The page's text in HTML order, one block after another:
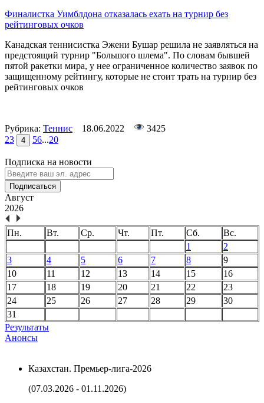
Финалистка Уимблдона отказалась ехать на турнир без
рейтинговых очков
Канадская теннисистка Эжени Бушар решила не заявляться на
предстоящий турнир "Большого шлема". По словам бывшей
пятой ракетки мира, у нее ограниченное количество заявок по
защищенному рейтингу, которые не стоит трать на турнир без
рейтинговых очков
Рубрика: Теннис 18.06.2022
3425
23 4 56...20
Подписка на новости
Подписаться
Август
2026
Пн. Вт. Ср. Чт. Пт. Сб.
Вс.
1
2
3
4 5 6 7 8
9
10
11 12 13 14 15
16
17
18 19 20 21 22
23
24
25 26 27 28 29
30
31
Результаты
Анонсы
Казахстан. Премьер-лига-2026
(07.03.2026 - 01.11.2026)